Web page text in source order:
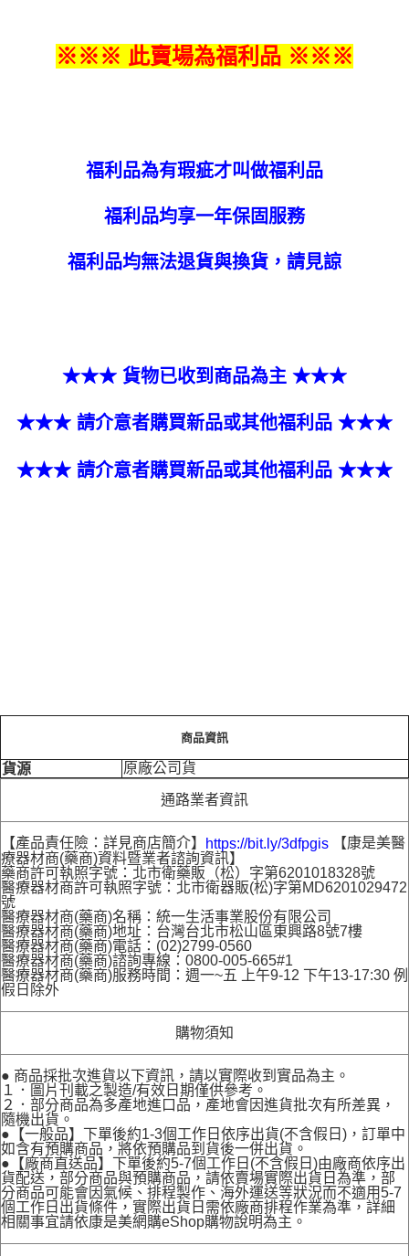
※※※ 此賣場為福利品 ※※※
福利品為有瑕疵才叫做福利品
福利品均享一年保固服務
福利品均無法退貨與換貨，請見諒
★★★ 貨物已收到商品為主 ★★★
★★★ 請介意者購買新品或其他福利品 ★★★
★★★ 請介意者購買新品或其他福利品 ★★★
商品資訊
貨源 原廠公司貨
通路業者資訊
【產品責任險：詳見商店簡介】 https://bit.ly/3dfpgis 【康是美醫
療器材商(藥商)資料暨業者諮詢資訊】
藥商許可執照字號：北市衛藥販（松）字第6201018328號
醫療器材商許可執照字號：北市衛器販(松)字第MD6201029472
號
醫療器材商(藥商)名稱：統一生活事業股份有限公司
醫療器材商(藥商)地址：台灣台北市松山區東興路8號7樓
醫療器材商(藥商)電話：(02)2799-0560
醫療器材商(藥商)諮詢專線：0800-005-665#1
醫療器材商(藥商)服務時間：週一~五 上午9-12 下午13-17:30 例
假日除外
購物須知
● 商品採批次進貨以下資訊，請以實際收到實品為主。
１．圖片刊載之製造/有效日期僅供參考。
２．部分商品為多產地進口品，產地會因進貨批次有所差異，
隨機出貨。
●【一般品】下單後約1-3個工作日依序出貨(不含假日)，訂單中
如含有預購商品，將依預購品到貨後一併出貨。
●【廠商直送品】下單後約5-7個工作日(不含假日)由廠商依序出
貨配送，部分商品與預購商品，請依賣場實際出貨日為準，部
分商品可能會因氣候、排程製作、海外運送等狀況而不適用5-7
個工作日出貨條件，實際出貨日需依廠商排程作業為準，詳細
相關事宜請依康是美網購eShop購物說明為主。